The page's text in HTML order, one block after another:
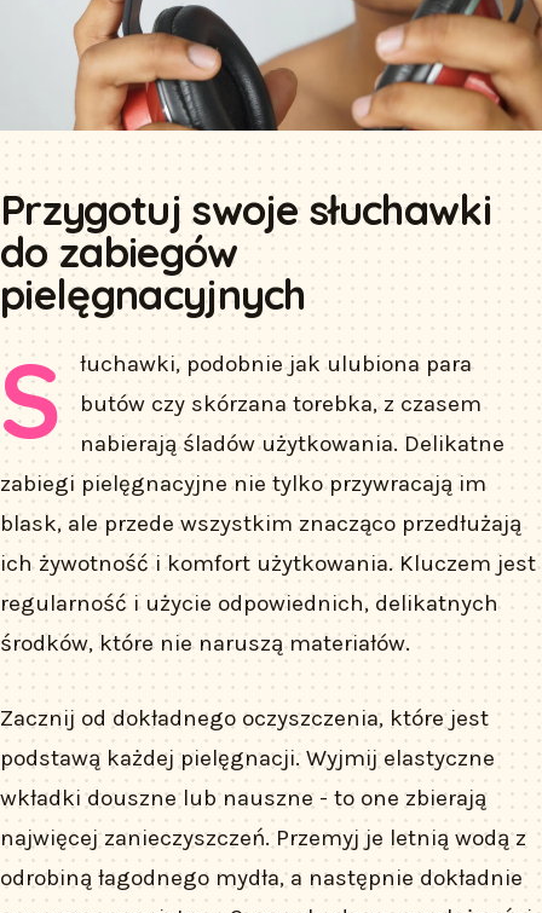
Przygotuj swoje słuchawki
do zabiegów
pielęgnacyjnych
S
łuchawki, podobnie jak ulubiona para
butów czy skórzana torebka, z czasem
nabierają śladów użytkowania. Delikatne
zabiegi pielęgnacyjne nie tylko przywracają im
blask, ale przede wszystkim znacząco przedłużają
ich żywotność i komfort użytkowania. Kluczem jest
regularność i użycie odpowiednich, delikatnych
środków, które nie naruszą materiałów.
Zacznij od dokładnego oczyszczenia, które jest
podstawą każdej pielęgnacji. Wyjmij elastyczne
wkładki douszne lub nauszne - to one zbierają
najwięcej zanieczyszczeń. Przemyj je letnią wodą z
odrobiną łagodnego mydła, a następnie dokładnie